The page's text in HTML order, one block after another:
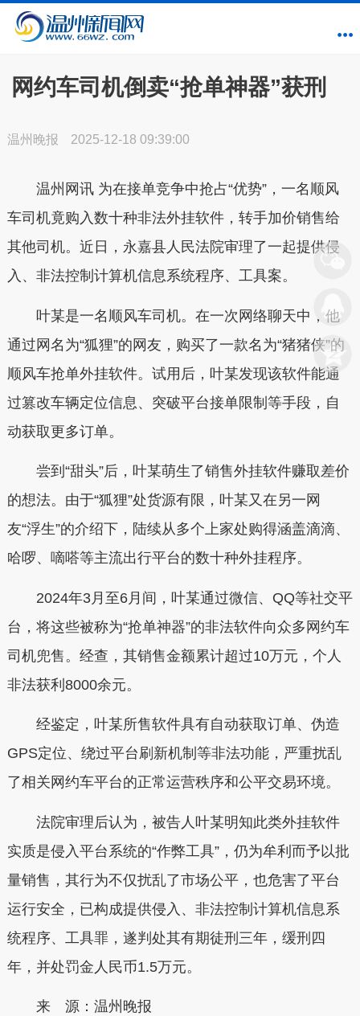
网约车司机倒卖“抢单神器”获刑
温州晚报 2025-12-18 09:39:00
温州网讯 为在接单竞争中抢占“优势”，一名顺风
车司机竟购入数十种非法外挂软件，转手加价销售给
其他司机。近日，永嘉县人民法院审理了一起提供侵
入、非法控制计算机信息系统程序、工具案。
叶某是一名顺风车司机。在一次网络聊天中，他
通过网名为“狐狸”的网友，购买了一款名为“猪猪侠”的
顺风车抢单外挂软件。试用后，叶某发现该软件能通
过篡改车辆定位信息、突破平台接单限制等手段，自
动获取更多订单。
尝到“甜头”后，叶某萌生了销售外挂软件赚取差价
的想法。由于“狐狸”处货源有限，叶某又在另一网
友“浮生”的介绍下，陆续从多个上家处购得涵盖滴滴、
哈啰、嘀嗒等主流出行平台的数十种外挂程序。
2024年3月至6月间，叶某通过微信、QQ等社交平
台，将这些被称为“抢单神器”的非法软件向众多网约车
司机兜售。经查，其销售金额累计超过10万元，个人
非法获利8000余元。
经鉴定，叶某所售软件具有自动获取订单、伪造
GPS定位、绕过平台刷新机制等非法功能，严重扰乱
了相关网约车平台的正常运营秩序和公平交易环境。
法院审理后认为，被告人叶某明知此类外挂软件
实质是侵入平台系统的“作弊工具”，仍为牟利而予以批
量销售，其行为不仅扰乱了市场公平，也危害了平台
运行安全，已构成提供侵入、非法控制计算机信息系
统程序、工具罪，遂判处其有期徒刑三年，缓刑四
年，并处罚金人民币1.5万元。
来 源：温州晚报